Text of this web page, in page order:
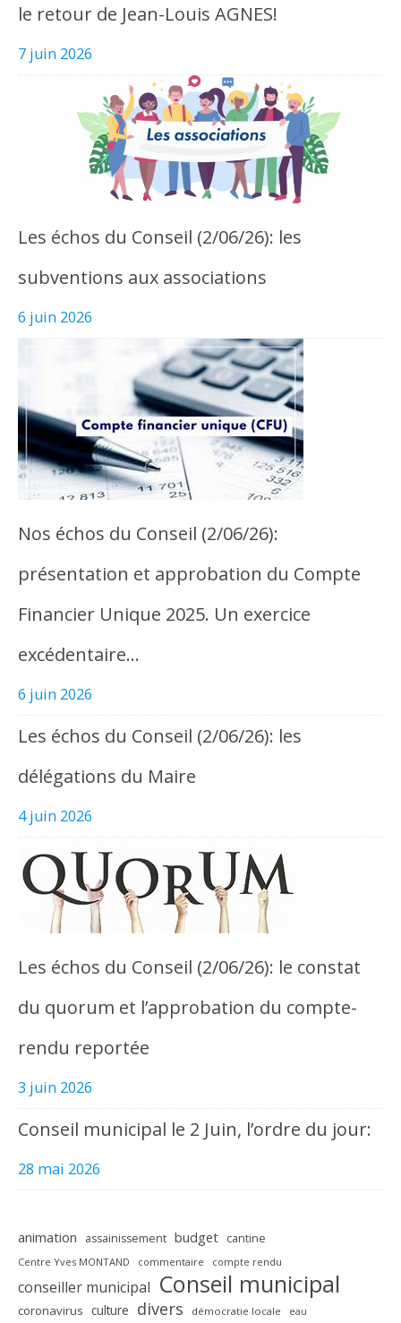
le retour de Jean-Louis AGNES!
7 juin 2026
Les échos du Conseil (2/06/26): les
subventions aux associations
6 juin 2026
Nos échos du Conseil (2/06/26):
présentation et approbation du Compte
Financier Unique 2025. Un exercice
excédentaire…
6 juin 2026
Les échos du Conseil (2/06/26): les
délégations du Maire
4 juin 2026
Les échos du Conseil (2/06/26): le constat
du quorum et l’approbation du compte-
rendu reportée
3 juin 2026
Conseil municipal le 2 Juin, l’ordre du jour:
28 mai 2026
animation assainissement budget cantine
Centre Yves MONTAND commentaire compte rendu
conseiller municipal Conseil municipal
coronavirus culture divers démocratie locale eau